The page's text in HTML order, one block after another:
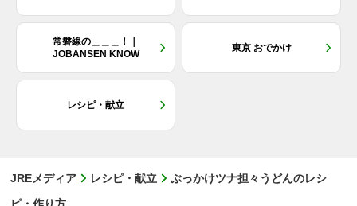
常磐線の＿＿＿！｜
JOBANSEN KNOW
東京 おでかけ
レシピ・献立
JREメディア レシピ・献立
ぶっかけツナ担々うどんのレシ